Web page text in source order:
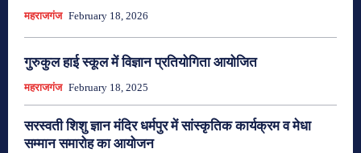
महराजगंज February 18, 2026
गुरुकुल हाई स्कूल में विज्ञान प्रतियोगिता आयोजित
महराजगंज February 18, 2025
सरस्वती शिशु ज्ञान मंदिर धर्मपुर में सांस्कृतिक कार्यक्रम व मेधा
सम्मान समारोह का आयोजन